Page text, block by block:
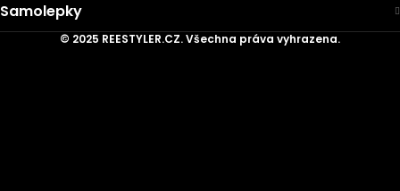
Samolepky
© 2025 REESTYLER.CZ. Všechna práva vyhrazena.